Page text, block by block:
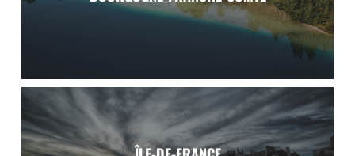
Bourgogne-Franche-Comté
Yonne, Doubs, Territoire de Belfort.